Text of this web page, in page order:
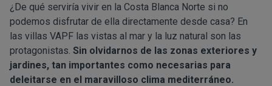
¿De qué serviría vivir en la Costa Blanca Norte si no
podemos disfrutar de ella directamente desde casa? En
las villas VAPF las vistas al mar y la luz natural son las
protagonistas. Sin olvidarnos de las zonas exteriores y
jardines, tan importantes como necesarias para
deleitarse en el maravilloso clima mediterráneo.